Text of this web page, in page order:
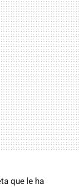
que le ha